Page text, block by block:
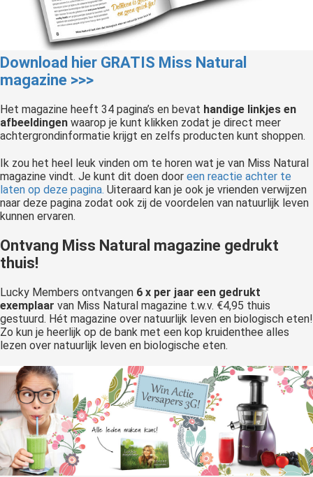
Download hier GRATIS Miss Natural
magazine >>>
Het magazine heeft 34 pagina’s en bevat handige linkjes en
afbeeldingen waarop je kunt klikken zodat je direct meer
achtergrondinformatie krijgt en zelfs producten kunt shoppen.
Ik zou het heel leuk vinden om te horen wat je van Miss Natural
magazine vindt. Je kunt dit doen door een reactie achter te
laten op deze pagina. Uiteraard kan je ook je vrienden verwijzen
naar deze pagina zodat ook zij de voordelen van natuurlijk leven
kunnen ervaren.
Ontvang Miss Natural magazine gedrukt
thuis!
Lucky Members ontvangen 6 x per jaar een gedrukt
exemplaar van Miss Natural magazine t.w.v. €4,95 thuis
gestuurd. Hét magazine over natuurlijk leven en biologisch eten!
Zo kun je heerlijk op de bank met een kop kruidenthee alles
lezen over natuurlijk leven en biologische eten.